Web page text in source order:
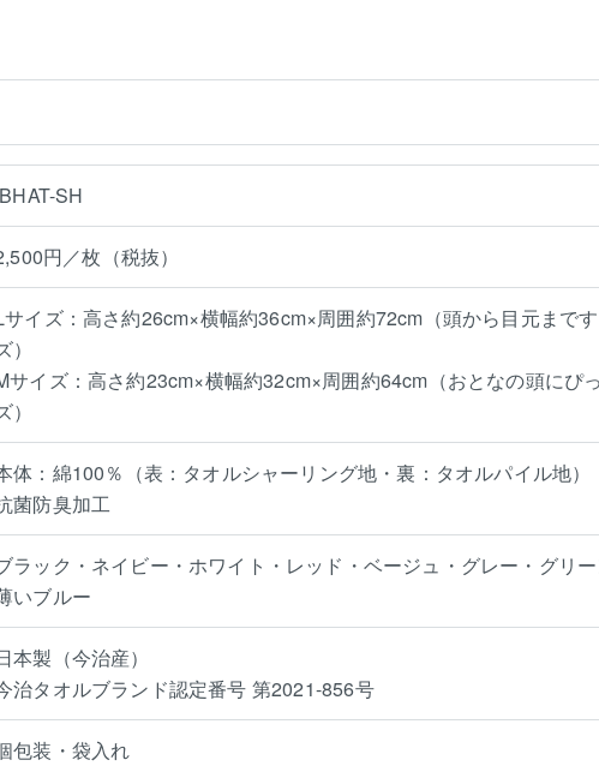
SH
円／枚（税抜）
サイズ：高さ約26cm×横幅約36cm×周囲約72cm（頭から目元まで
）
サイズ：高さ約23cm×横幅約32cm×周囲約64cm（おとなの頭にぴ
）
体：綿100％（表：タオルシャーリング地・裏：タオルパイル地）
菌防臭加工
ラック・ネイビー・ホワイト・レッド・ベージュ・グレー・グリ
いブルー
本製（今治産）
治タオルブランド認定番号 第2021-856号
包装・袋入れ